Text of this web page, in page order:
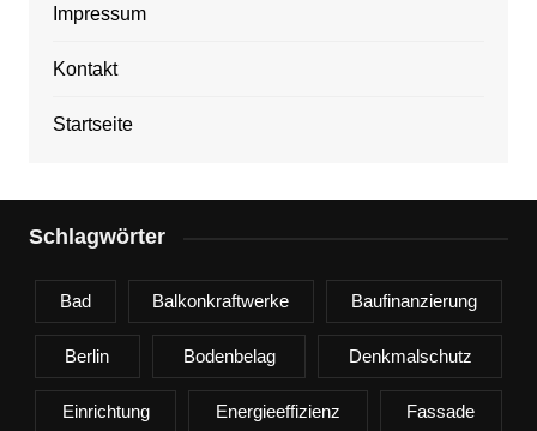
Impressum
Kontakt
Startseite
Schlagwörter
Bad Balkonkraftwerke Baufinanzierung
Berlin Bodenbelag Denkmalschutz
Einrichtung Energieeffizienz Fassade